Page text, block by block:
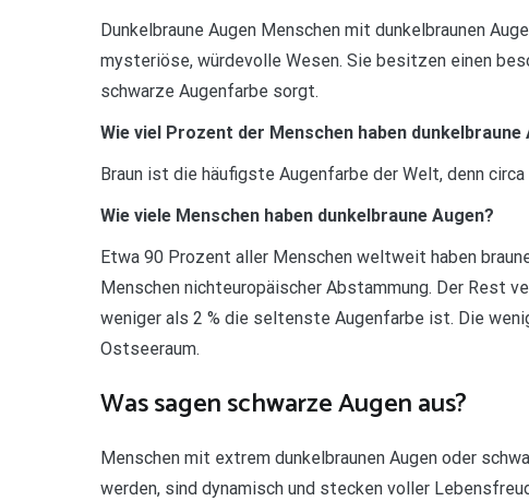
Dunkelbraune Augen Menschen mit dunkelbraunen
mysteriöse, würdevolle Wesen. Sie besitzen einen
schwarze Augenfarbe sorgt.
Wie viel Prozent der Menschen haben dunkelbraune
Braun ist die häufigste Augenfarbe der Welt, denn
Wie viele Menschen haben dunkelbraune Augen?
Etwa 90 Prozent aller Menschen weltweit haben
Menschen nichteuropäischer Abstammung. Der Rest
weniger als 2 % die seltenste Augenfarbe ist. Die
Ostseeraum.
Was sagen schwarze Augen aus?
Menschen mit extrem dunkelbraunen Augen oder
werden, sind dynamisch und stecken voller